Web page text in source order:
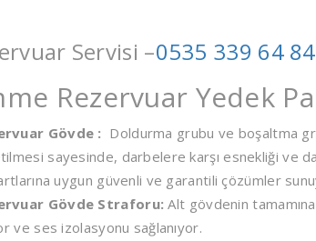
Servisi –0535 339 64 84
Rezervuar Yedek
Gövde : Doldurma grubu ve boşaltma
sayesinde, darbelere karşı esnekliği ve
uygun güvenli ve garantili çözümler
Gövde Straforu: Alt gövdenin
ve ses izolasyonu sağlanıyor.